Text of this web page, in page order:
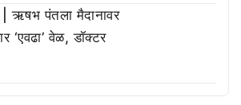
पंतला मैदानावर
‘एवढा’ वेळ, डॉक्टर